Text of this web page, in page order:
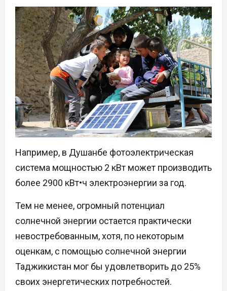
Например, в Душанбе фотоэлектрическая
система мощностью 2 кВт может производить
более 2900 кВт•ч электроэнергии за год.
Тем не менее, огромный потенциал
солнечной энергии остается практически
невостребованным, хотя, по некоторым
оценкам, с помощью солнечной энергии
Таджикистан мог бы удовлетворить до 25%
своих энергетических потребностей.